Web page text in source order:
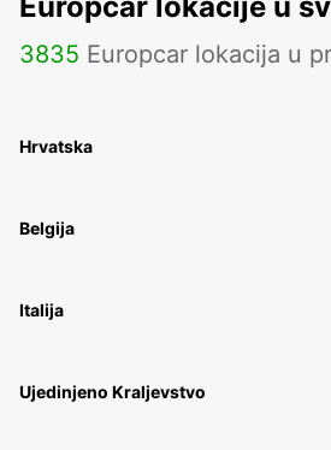
3835 Europcar lokacija u
Hrvatska
Belgija
Italija
Ujedinjeno Kraljevstvo